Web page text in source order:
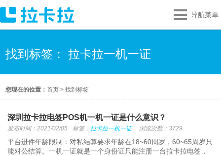
导航菜单
找到标签： 拉卡拉一机一证
您现在的位置：首页 >找到标签
深圳拉卡拉电签POS机一机一证是什么意识？
发布时间：2021/02/05 标签： 拉卡拉一机一证 浏览次数：3729
平台进件年龄限制：对私结算要求年龄在18~60周岁，60~65周岁只
能对公结算。一机一证就是一个身份证只能注册一台拉卡拉电签，